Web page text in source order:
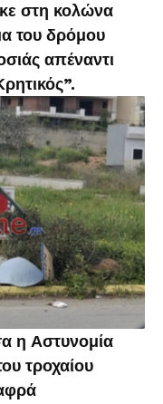
στη κολώνα
του δρόμου
απέναντι
η Αστυνομία
τροχαίου